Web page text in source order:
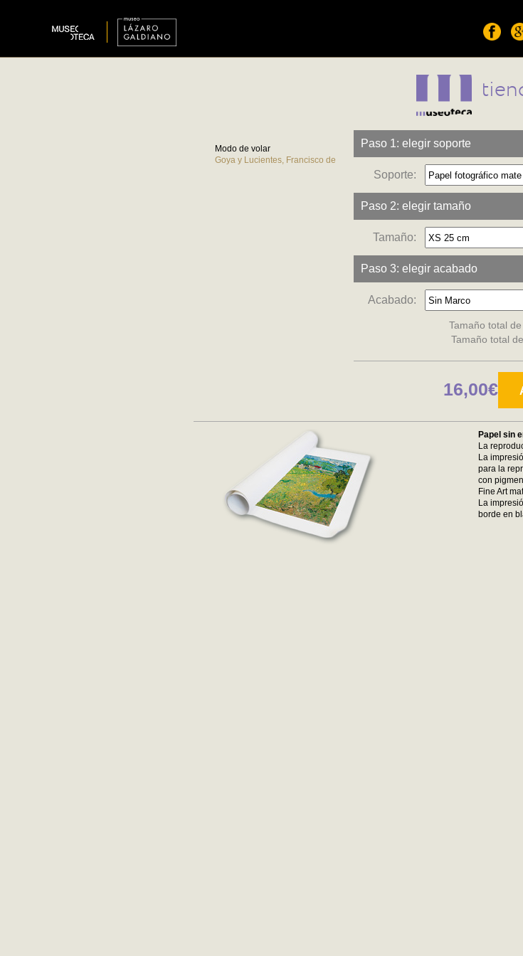
Modo de volar
Goya y Lucientes, Francisco de
Paso 1: elegir soporte
Soporte:
Paso 2: elegir tamaño
Tamaño:
Paso 3: elegir acabado
Acabado:
Tamaño total
Tamaño total
16,00€
Papel sin
La
La
para la
con
Fine Art
La
borde en